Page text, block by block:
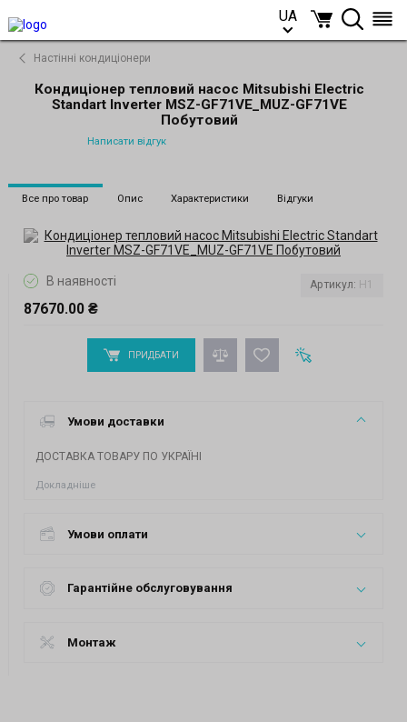
UA
Настінні кондиціонери
Кондиціонер тепловий насос Mitsubishi Electric
Standart Inverter MSZ-GF71VE_MUZ-GF71VE
Побутовий
Написати відгук
Все про товар Опис Характеристики Відгуки
В наявності
87670.00 ₴
Артикул: H1
ПРИДБАТИ
Умови доставки
ДОСТАВКА ТОВАРУ ПО УКРАЇНІ
Докладніше
Умови оплати
Гарантійне обслуговування
Монтаж